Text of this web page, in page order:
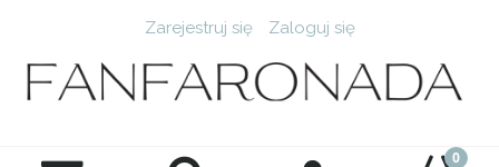
Zarejestruj się Zaloguj się